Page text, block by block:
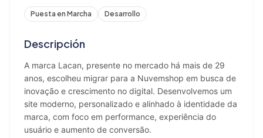
Puesta en Marcha Desarrollo
Descripción
A marca Lacan, presente no mercado há mais de 29
anos, escolheu migrar para a Nuvemshop em busca de
inovação e crescimento no digital. Desenvolvemos um
site moderno, personalizado e alinhado à identidade da
marca, com foco em performance, experiência do
usuário e aumento de conversão.